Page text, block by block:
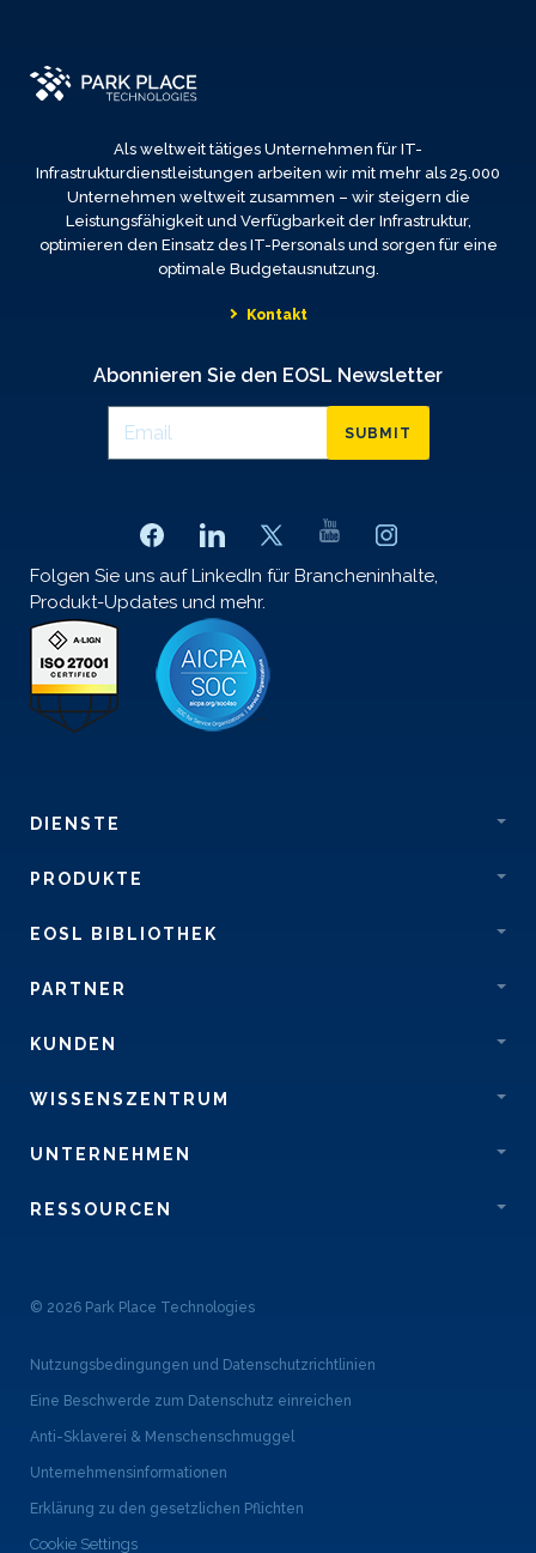
Als weltweit tätiges Unternehmen für IT-
Infrastrukturdienstleistungen arbeiten wir mit mehr als 25.000
Unternehmen weltweit zusammen – wir steigern die
Leistungsfähigkeit und Verfügbarkeit der Infrastruktur,
optimieren den Einsatz des IT-Personals und sorgen für eine
optimale Budgetausnutzung.
Kontakt
Abonnieren Sie den EOSL Newsletter
SUBMIT
Folgen Sie uns auf LinkedIn für Brancheninhalte,
Produkt-Updates und mehr.
DIENSTE
PRODUKTE
EOSL BIBLIOTHEK
PARTNER
KUNDEN
WISSENSZENTRUM
UNTERNEHMEN
RESSOURCEN
© 2026 Park Place Technologies
Nutzungsbedingungen und Datenschutzrichtlinien
Eine Beschwerde zum Datenschutz einreichen
Anti-Sklaverei & Menschenschmuggel
Unternehmensinformationen
Erklärung zu den gesetzlichen Pflichten
Cookie Settings